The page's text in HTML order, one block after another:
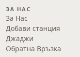
ЗА НАС
За Нас
Добави станция
Джаджи
Обратна Връзка